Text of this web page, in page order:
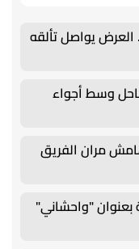
العرض يواصل تألقه
وسط أجواء
مران الفريق
بعنوان "واحشاني"